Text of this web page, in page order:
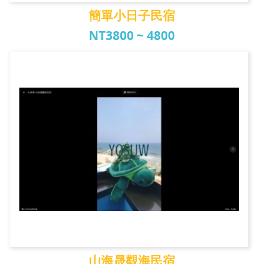
簡單小日子民宿
NT3800 ~ 4800
山海晟觀海民宿